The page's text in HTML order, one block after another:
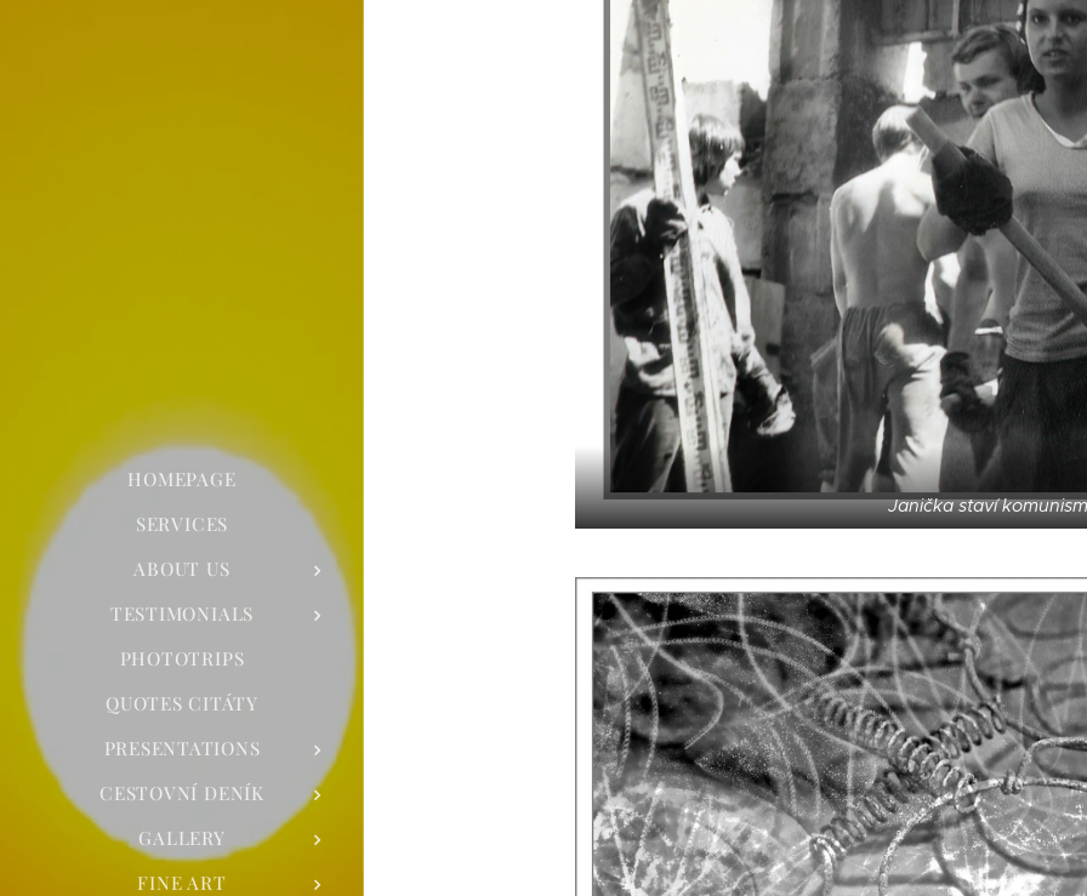
HOMEPAGE
SERVICES
ABOUT US
TESTIMONIALS
PHOTOTRIPS
QUOTES CITÁTY
PRESENTATIONS
CESTOVNÍ DENÍK
GALLERY
FINE ART
Janička staví